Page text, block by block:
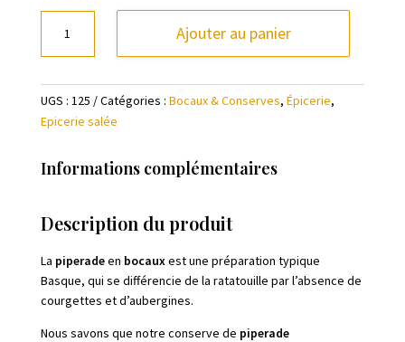
Piperade
landaise
Bio
Ajouter au panier
UGS : 125 Catégories : Bocaux & Conserves, Épicerie,
Epicerie salée
Informations complémentaires
Description du produit
La piperadeen bocauxest une préparation typique
Basque, qui se différencie de la ratatouille par l’absence de
courgettes et d’aubergines.
Nous savons que notre conserve de piperade